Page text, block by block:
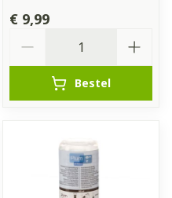
€ 9,99
Bestel